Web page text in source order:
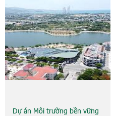
Dự án Môi trường bền vững